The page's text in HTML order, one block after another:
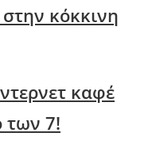
κόκκινη
καφέ
των 7!